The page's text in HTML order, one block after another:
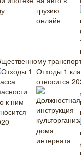
Отходы 1
относится